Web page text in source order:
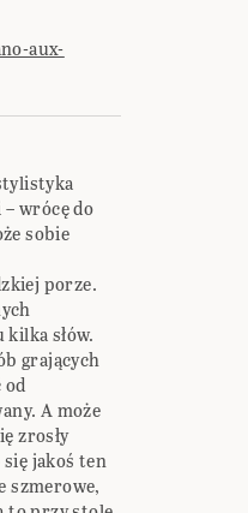
aux-
wrócę do
sobie
porze.
słów.
grających
A może
zrosły
jakoś ten
szmerowe,